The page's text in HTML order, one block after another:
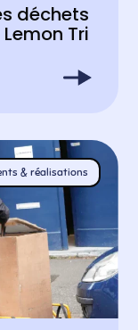
déchets
Tri
& réalisations